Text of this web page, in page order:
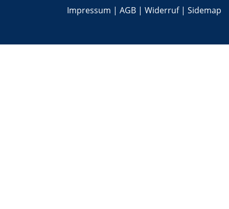
Impressum | AGB | Widerruf| Sidemap